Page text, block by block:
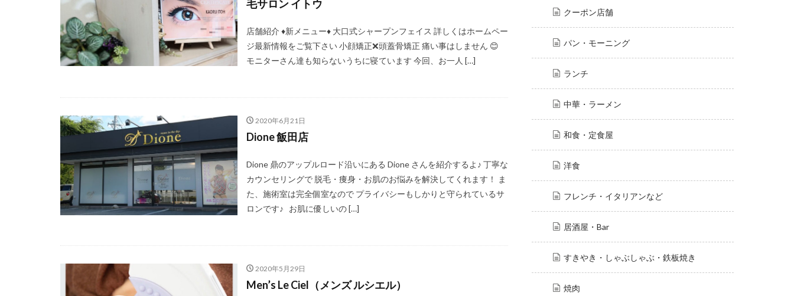
毛サロン イトウ
店舗紹介 ♦新メニュー♦ 大口式シャープンフェイス 詳しくはホームペー
ジ最新情報をご覧下さい 小顔矯正❌頭蓋骨矯正 痛い事はしません 😊
モニターさん達も知らないうちに寝ています 今回、お一人 […]
2020年6月21日
Dione 飯田店
Dione 鼎のアップルロード沿いにある Dione さんを紹介するよ♪ 丁寧な
カウンセリングで 脱毛・痩身・お肌のお悩みを解決してくれます！ ま
た、施術室は完全個室なので プライバシーもしかりと守られているサ
ロンです♪ お肌に優しいの […]
2020年5月29日
Men’s Le Ciel（メンズ ルシエル）
クーポン店舗
パン・モーニング
ランチ
中華・ラーメン
和食・定食屋
洋食
フレンチ・イタリアンなど
居酒屋・Bar
すきやき・しゃぶしゃぶ・鉄板焼き
焼肉